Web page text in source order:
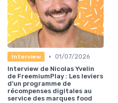
Interview • 01/07/2026
Interview de Nicolas Yvelin
de FreemiumPlay : Les leviers
d’un programme de
récompenses digitales au
service des marques food